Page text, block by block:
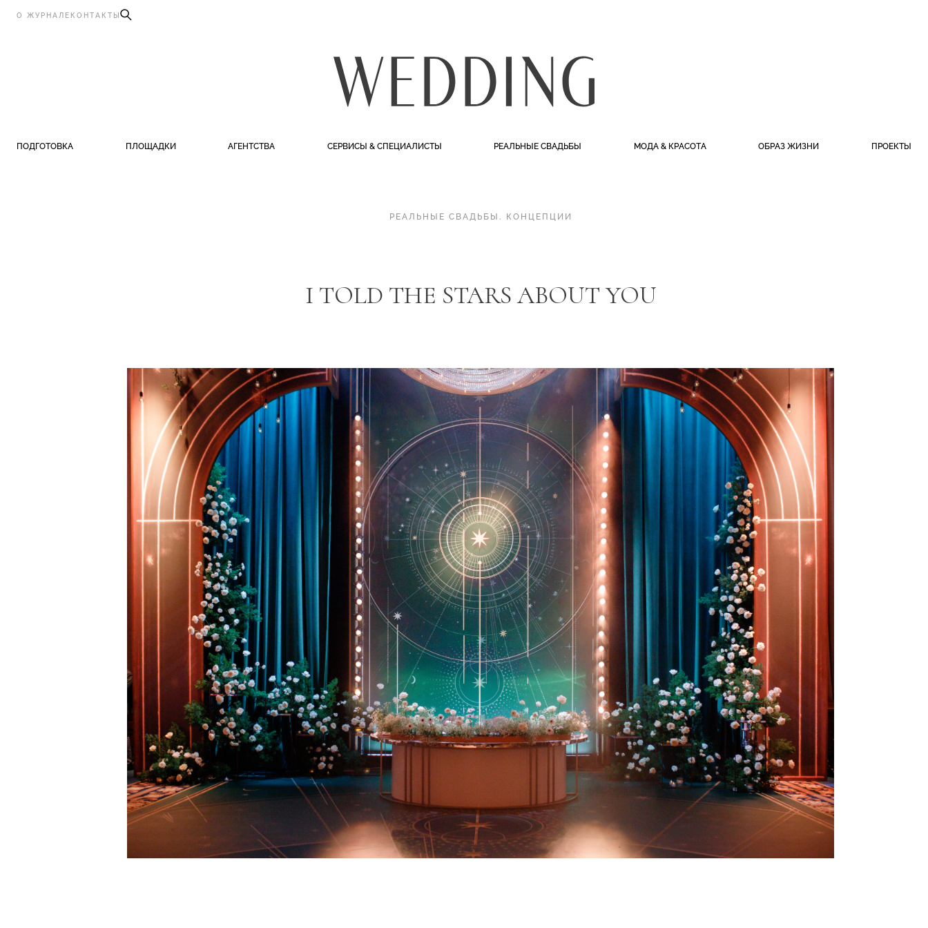
О ЖУРНАЛЕ КОНТАКТЫ
ПОДГОТОВКА ПЛОЩАДКИ АГЕНТСТВА СЕРВИСЫ & СПЕЦИАЛИСТЫ РЕАЛЬНЫЕ СВАДЬБЫ МОДА & КРАСОТА ОБРАЗ ЖИЗНИ ПРОЕКТЫ
РЕАЛЬНЫЕ СВАДЬБЫ . КОНЦЕПЦИИ
I TOLD THE STARS ABOUT YOU